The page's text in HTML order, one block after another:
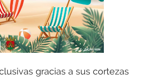
gracias a sus cortezas